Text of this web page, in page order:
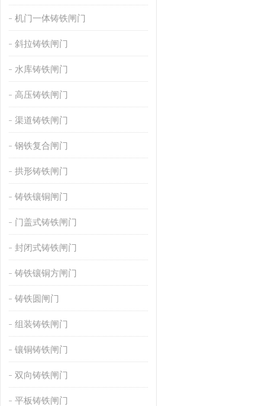
机门一体铸铁闸门
斜拉铸铁闸门
水库铸铁闸门
高压铸铁闸门
渠道铸铁闸门
钢铁复合闸门
拱形铸铁闸门
铸铁镶铜闸门
门盖式铸铁闸门
封闭式铸铁闸门
铸铁镶铜方闸门
铸铁圆闸门
组装铸铁闸门
镶铜铸铁闸门
双向铸铁闸门
平板铸铁闸门